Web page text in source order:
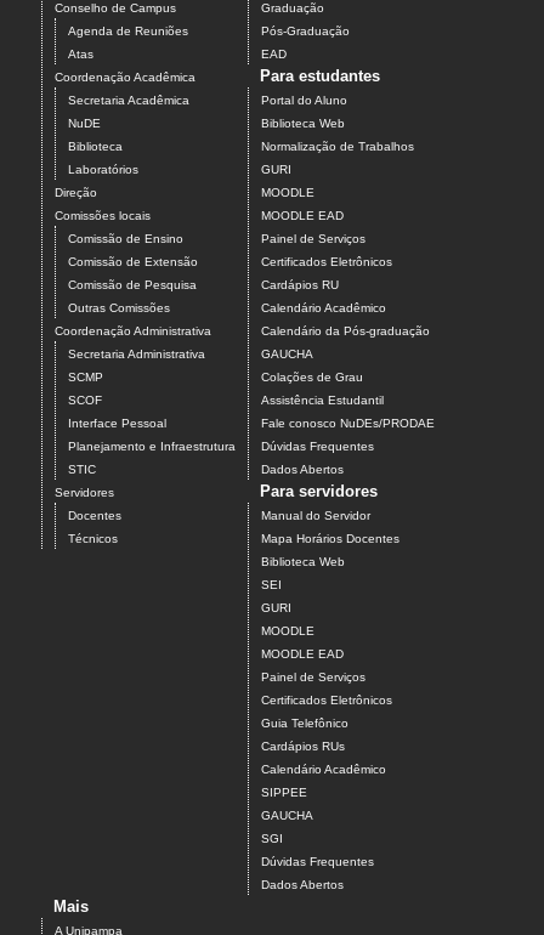
Conselho de Campus
Agenda de Reuniões
Atas
Coordenação Acadêmica
Secretaria Acadêmica
NuDE
Biblioteca
Laboratórios
Direção
Comissões locais
Comissão de Ensino
Comissão de Extensão
Comissão de Pesquisa
Outras Comissões
Coordenação Administrativa
Secretaria Administrativa
SCMP
SCOF
Interface Pessoal
Planejamento e Infraestrutura
STIC
Servidores
Docentes
Técnicos
Graduação
Pós-Graduação
EAD
Para estudantes
Portal do Aluno
Biblioteca Web
Normalização de Trabalhos
GURI
MOODLE
MOODLE EAD
Painel de Serviços
Certificados Eletrônicos
Cardápios RU
Calendário Acadêmico
Calendário da Pós-graduação
GAUCHA
Colações de Grau
Assistência Estudantil
Fale conosco NuDEs/PRODAE
Dúvidas Frequentes
Dados Abertos
Para servidores
Manual do Servidor
Mapa Horários Docentes
Biblioteca Web
SEI
GURI
MOODLE
MOODLE EAD
Painel de Serviços
Certificados Eletrônicos
Guia Telefônico
Cardápios RUs
Calendário Acadêmico
SIPPEE
GAUCHA
SGI
Dúvidas Frequentes
Dados Abertos
Mais
A Unipampa